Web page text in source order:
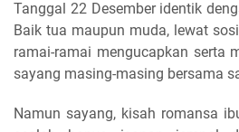
Tanggal 22 Desember identik
Baik tua maupun muda, lewat
ramai-ramai mengucapkan serta
sayang masing-masing bersama
Namun sayang, kisah romansa